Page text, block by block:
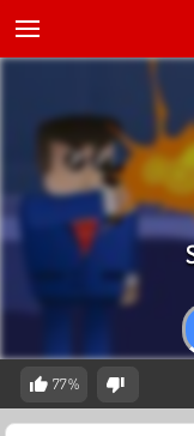
77%